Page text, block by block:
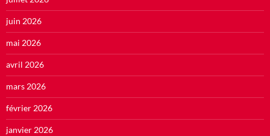
juin 2026
mai 2026
avril 2026
mars 2026
février 2026
janvier 2026